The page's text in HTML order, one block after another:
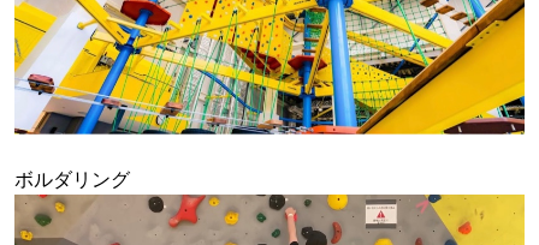
ボルダリング